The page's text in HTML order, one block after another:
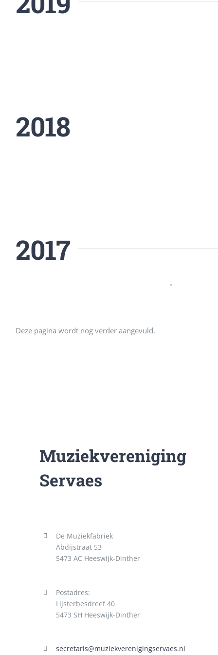
2018
2017
Deze pagina wordt nog verder aangevuld.
Muziekvereniging
Servaes
De Muziekfabriek
Abdijstraat 53
5473 AC Heeswijk-Dinther
Postadres:
Lijsterbesdreef 40
5473 SH Heeswijk-Dinther
secretaris@muziekverenigingservaes.nl